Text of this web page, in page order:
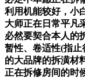
利用机能较好，小
大师正在日常平凡
必然要契合本人的
暂性、卷适性(指止
的大品牌的拆潢材
正在拆修房间的时